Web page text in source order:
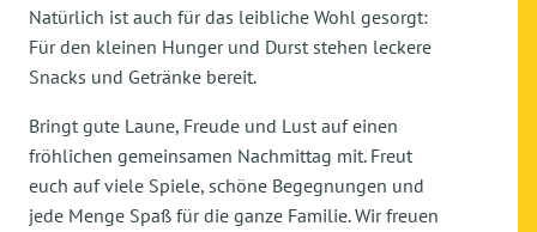
Natürlich ist auch für das leibliche Wohl gesorgt:
Für den kleinen Hunger und Durst stehen leckere
Snacks und Getränke bereit.
Bringt gute Laune, Freude und Lust auf einen
fröhlichen gemeinsamen Nachmittag mit. Freut
euch auf viele Spiele, schöne Begegnungen und
jede Menge Spaß für die ganze Familie. Wir freuen